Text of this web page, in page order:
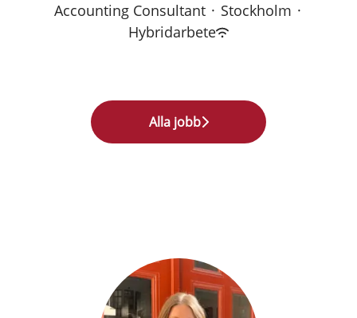
Accounting Consultant · Stockholm ·
Hybridarbete
Alla jobb